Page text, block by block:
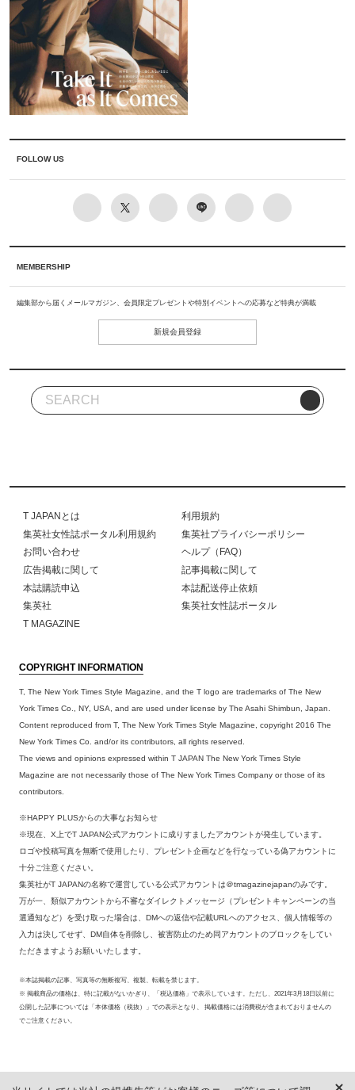
FOLLOW US
MEMBERSHIP
編集部から届くメールマガジン、会員限定プレゼントや特別イベントへの応募など特典が満載
新規会員登録
T JAPANとは
利用規約
集英社女性誌ポータル利用規約
集英社プライバシーポリシー
お問い合わせ
ヘルプ（FAQ）
広告掲載に関して
記事掲載に関して
本誌購読申込
本誌配送停止依頼
集英社
集英社女性誌ポータル
T MAGAZINE
COPYRIGHT INFORMATION
T, The New York Times Style Magazine, and the T logo are trademarks of The New
York Times Co., NY, USA, and are used under license by The Asahi Shimbun, Japan.
Content reproduced from T, The New York Times Style Magazine, copyright 2016 The
New York Times Co. and/or its contributors, all rights reserved.
The views and opinions expressed within T JAPAN The New York Times Style
Magazine are not necessarily those of The New York Times Company or those of its
contributors.
※HAPPY PLUSからの大事なお知らせ
※現在、X上でT JAPAN公式アカウントに成りすましたアカウントが発生しています。
ロゴや投稿写真を無断で使用したり、プレゼント企画などを行なっている偽アカウントに
十分ご注意ください。
集英社がT JAPANの名称で運営している公式アカウントは＠tmagazinejapanのみです。
万が一、類似アカウントから不審なダイレクトメッセージ（プレゼントキャンペーンの当
選通知など）を受け取った場合は、DMへの返信や記載URLへのアクセス、個人情報等の
入力は決してせず、DM自体を削除し、被害防止のため同アカウントのブロックをしてい
ただきますようお願いいたします。
※本誌掲載の記事、写真等の無断複写、複製、転載を禁じます。
※ 掲載商品の価格は、特に記載がないかぎり、「税込価格」で表示しています。ただし、2021年3月18日以前に
公開した記事については「本体価格（税抜）」での表示となり、 掲載価格には消費税が含まれておりませんの
でご注意ください。